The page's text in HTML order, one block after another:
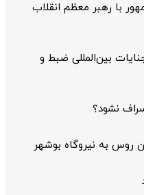
با رهبر معظم انقلاب
بین‌المللی ضبط و
نشود؟
روس به نیروگاه بوشهر